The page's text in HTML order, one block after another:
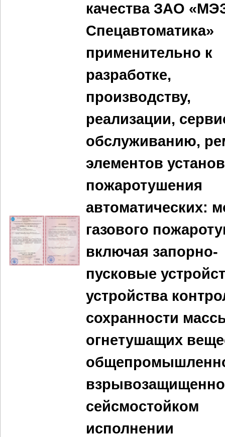
качества ЗАО
Спецавтоматика»
применительно к
разработке,
производству,
реализации,
обслуживанию,
элементов
пожаротушения
автоматических:
газового
включая запорно-
пусковые
устройства
сохранности
огнетушащих
сейсмостойком
исполнении